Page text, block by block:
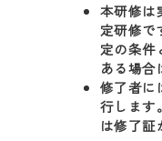
本研修は
定研修で
定の条件
ある場合
修了者に
行します
は修了証